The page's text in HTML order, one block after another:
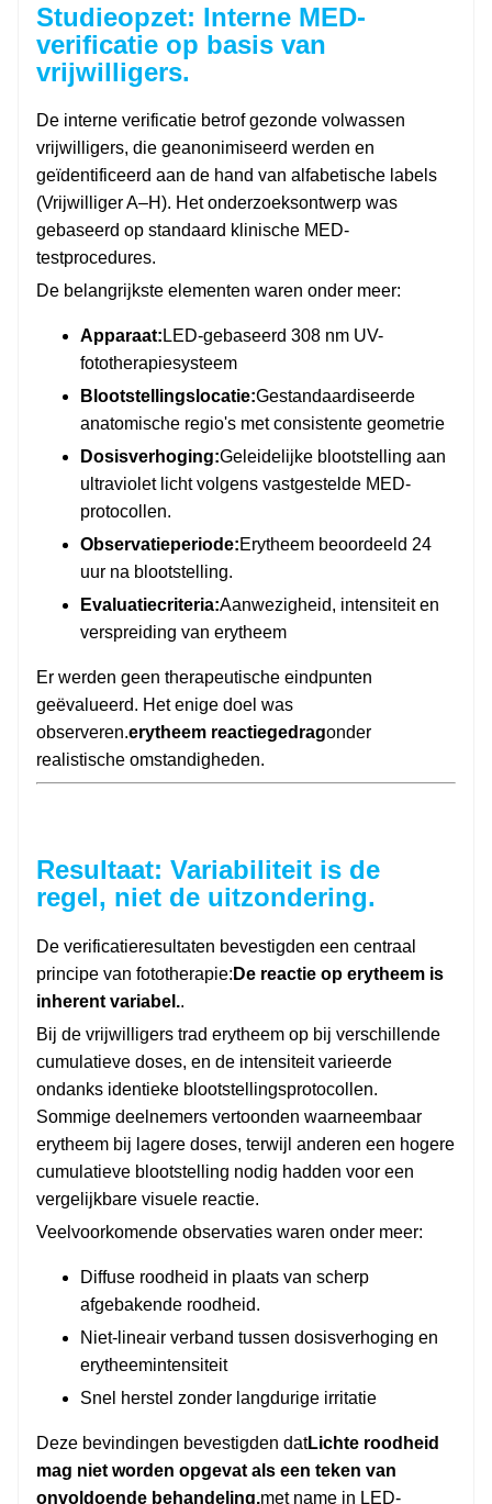
Studieopzet: Interne MED-
verificatie op basis van
vrijwilligers.
De interne verificatie betrof gezonde volwassen
vrijwilligers, die geanonimiseerd werden en
geïdentificeerd aan de hand van alfabetische labels
(Vrijwilliger A–H). Het onderzoeksontwerp was
gebaseerd op standaard klinische MED-
testprocedures.
De belangrijkste elementen waren onder meer:
Apparaat:LED-gebaseerd 308 nm UV-
fototherapiesysteem
Blootstellingslocatie:Gestandaardiseerde
anatomische regio's met consistente geometrie
Dosisverhoging:Geleidelijke blootstelling aan
ultraviolet licht volgens vastgestelde MED-
protocollen.
Observatieperiode:Erytheem beoordeeld 24
uur na blootstelling.
Evaluatiecriteria:Aanwezigheid, intensiteit en
verspreiding van erytheem
Er werden geen therapeutische eindpunten
geëvalueerd. Het enige doel was
observeren.erytheem reactiegedragonder
realistische omstandigheden.
Resultaat: Variabiliteit is de
regel, niet de uitzondering.
De verificatieresultaten bevestigden een centraal
principe van fototherapie: De reactie op erytheem is
inherent variabel..
Bij de vrijwilligers trad erytheem op bij verschillende
cumulatieve doses, en de intensiteit varieerde
ondanks identieke blootstellingsprotocollen.
Sommige deelnemers vertoonden waarneembaar
erytheem bij lagere doses, terwijl anderen een hogere
cumulatieve blootstelling nodig hadden voor een
vergelijkbare visuele reactie.
Veelvoorkomende observaties waren onder meer:
Diffuse roodheid in plaats van scherp
afgebakende roodheid.
Niet-lineair verband tussen dosisverhoging en
erytheemintensiteit
Snel herstel zonder langdurige irritatie
Deze bevindingen bevestigden datLichte roodheid
mag niet worden opgevat als een teken van
onvoldoende behandeling.met name in LED-